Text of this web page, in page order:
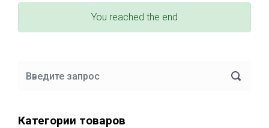
You reached the end
Категории товаров